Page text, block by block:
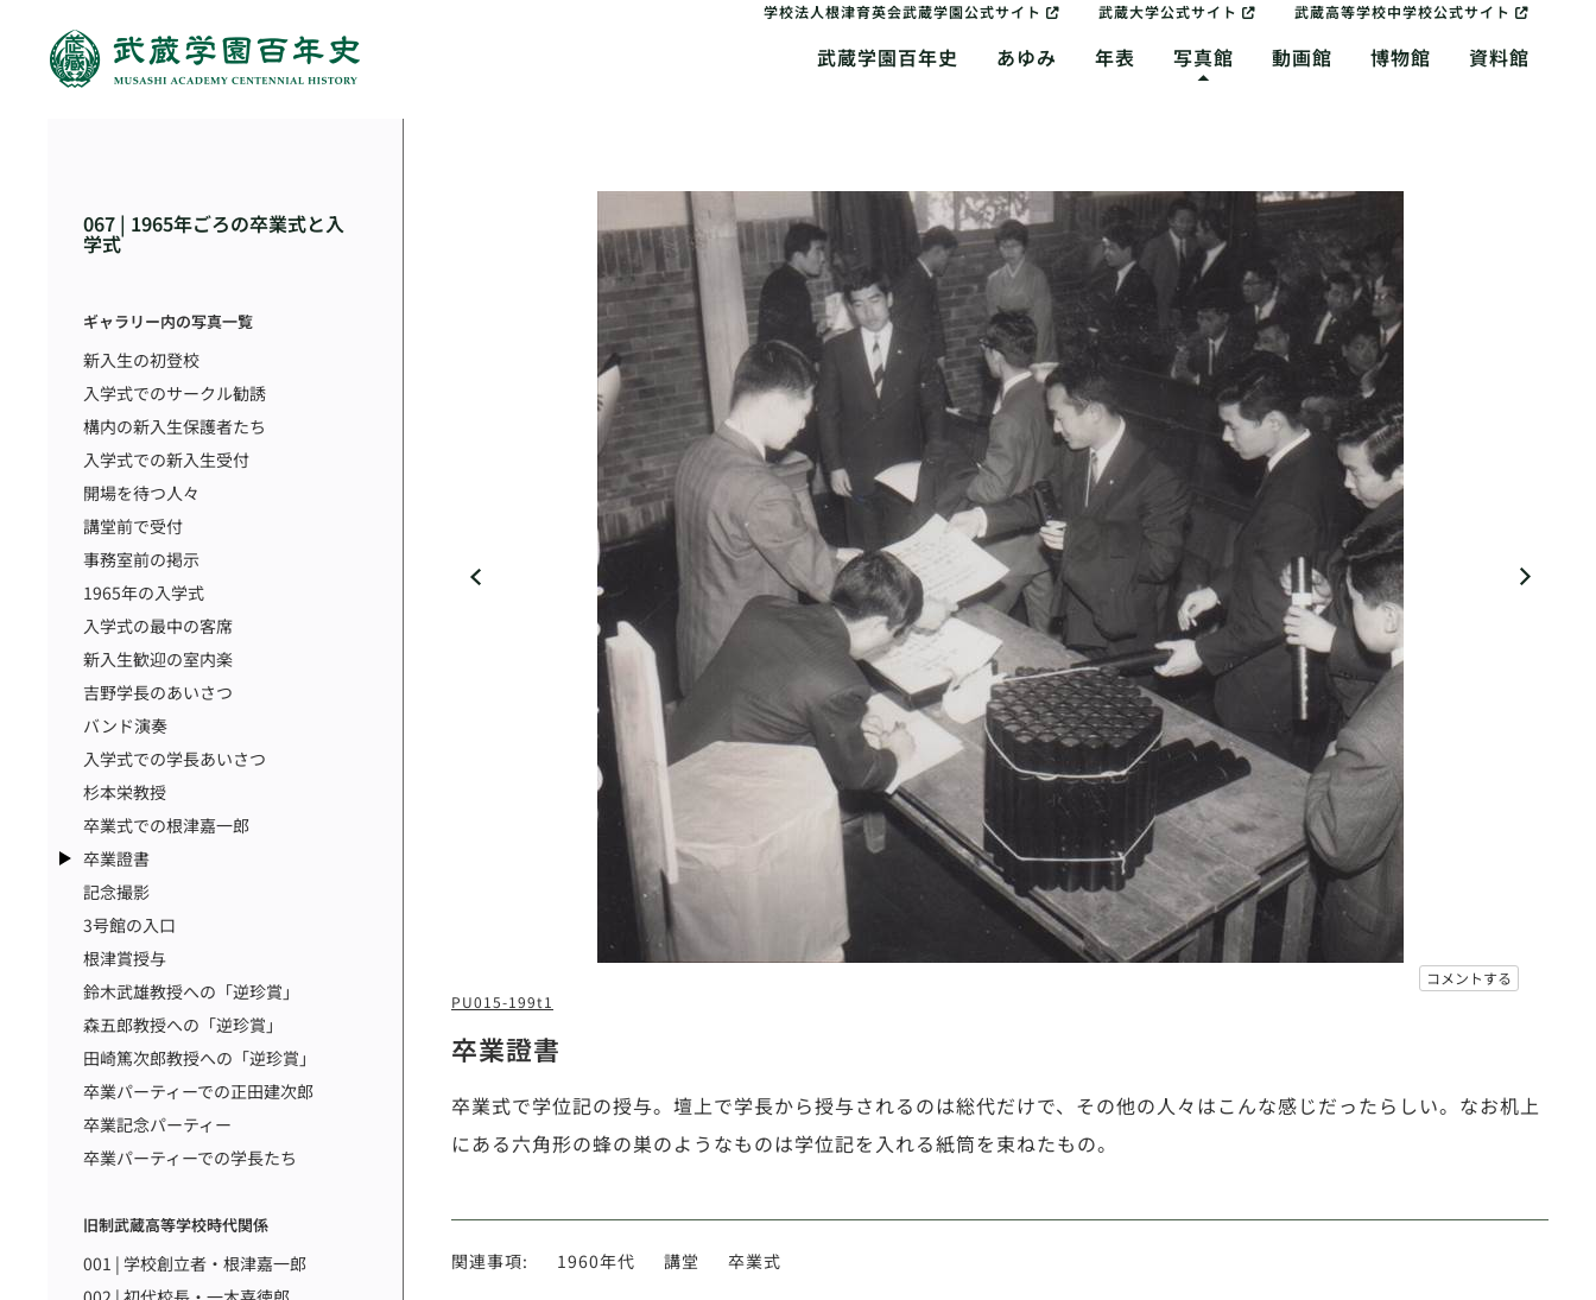
学校法人根津育英会武蔵学園公式サイト 武蔵大学公式サイト 武蔵高等学校中学校公式サイト
武蔵学園百年史 あゆみ 年表 写真館 動画館 博物館 資料館
067 | 1965年ごろの卒業式と入
学式
ギャラリー内の写真一覧
新入生の初登校
入学式でのサークル勧誘
構内の新入生保護者たち
入学式での新入生受付
開場を待つ人々
講堂前で受付
事務室前の掲示
1965年の入学式
入学式の最中の客席
新入生歓迎の室内楽
吉野学長のあいさつ
バンド演奏
入学式での学長あいさつ
杉本栄教授
卒業式での根津嘉一郎
卒業證書
記念撮影
3号館の入口
根津賞授与
鈴木武雄教授への「逆珍賞」
森五郎教授への「逆珍賞」
田崎篤次郎教授への「逆珍賞」
卒業パーティーでの正田建次郎
卒業記念パーティー
卒業パーティーでの学長たち
旧制武蔵高等学校時代関係
001 | 学校創立者・根津嘉一郎
コメントする
PU015-199t1
卒業證書
卒業式で学位記の授与。壇上で学長から授与されるのは総代だけで、その他の人々はこんな感じだったらしい。なお机上
にある六角形の蜂の巣のようなものは学位記を入れる紙筒を束ねたもの。
関連事項: 1960年代 講堂 卒業式